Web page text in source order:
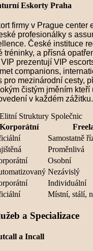
Eskorty Praha
firmy v Prague center
profesionálky s
České instituce
tréninky, a přísná
prezentují VIP
companions,
pro mezinárodní cesty,
čistým jměním
v každém zážitku.
Elitní Struktury Společnic
Korporátní
Samostatně
Proměnlivá
Osobní
Nezávislý
Individuální
Místní, stálí,
a Specializace
a Incall